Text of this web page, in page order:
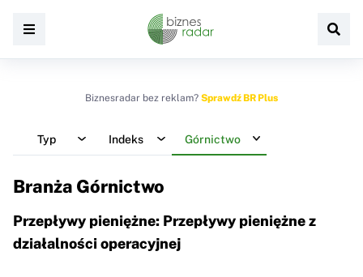
Biznesradar bez reklam? Sprawdź BR Plus
Typ Indeks Górnictwo
Branża Górnictwo
Przepływy pieniężne: Przepływy pieniężne z
działalności operacyjnej